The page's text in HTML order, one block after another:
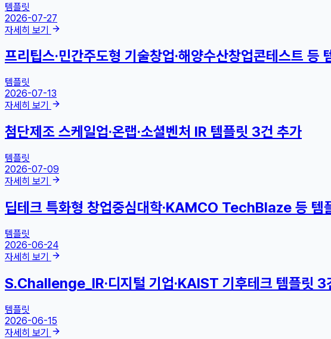
템플릿
2026-07-27
자세히 보기
프리팁스·민간주도형 기술창업·해양수산창업콘테스트 등
템플릿
2026-07-13
자세히 보기
첨단제조 스케일업·온랩·소셜벤처 IR 템플릿 3건 추가
템플릿
2026-07-09
자세히 보기
딥테크 특화형 창업중심대학·KAMCO TechBlaze 등 템
템플릿
2026-06-24
자세히 보기
S.Challenge_IR·디지털 기업·KAIST 기후테크 템플릿 3
템플릿
2026-06-15
자세히 보기